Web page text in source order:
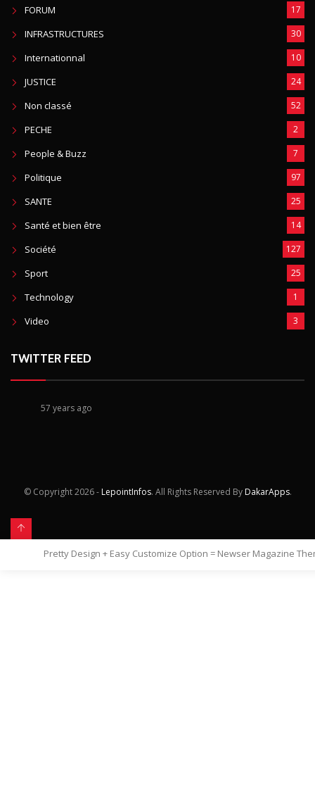
FORUM 17
INFRASTRUCTURES 30
Internationnal 10
JUSTICE 24
Non classé 52
PECHE 2
People & Buzz 7
Politique 97
SANTE 25
Santé et bien être 14
Société 127
Sport 25
Technology 1
Video 3
TWITTER FEED
57 years ago
© Copyright2026 - LepointInfos. All Rights Reserved By DakarApps.
Pretty Design + Easy Customize Option = Newser Magazine